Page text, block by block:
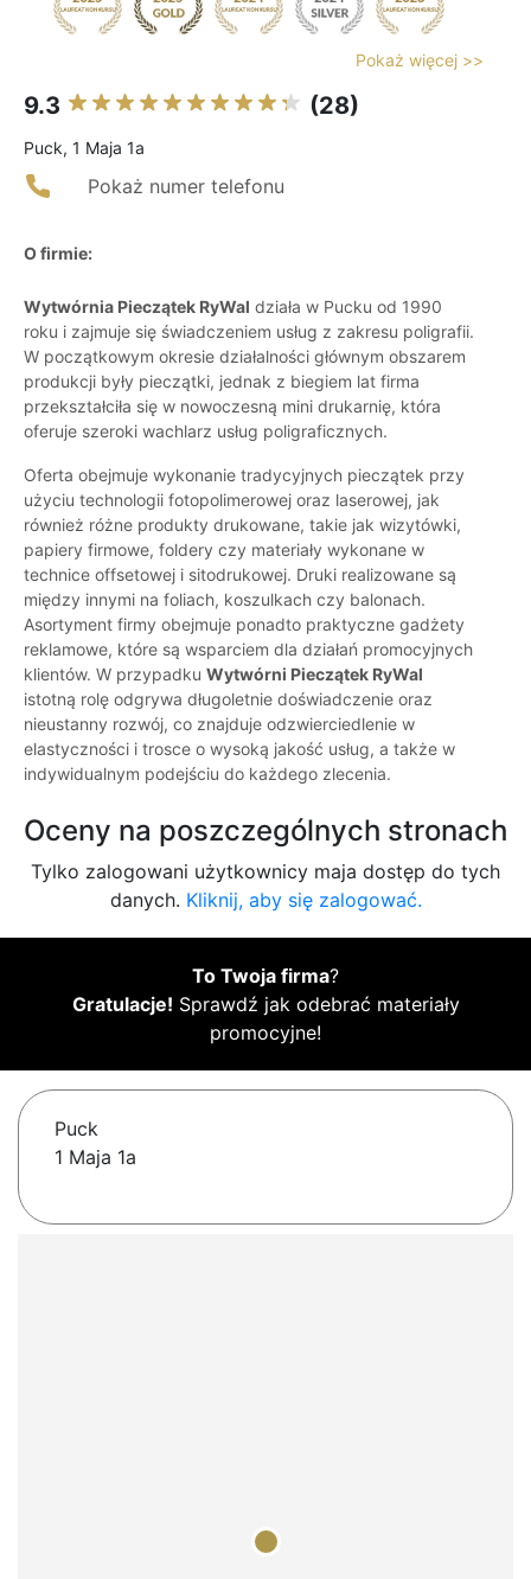
Pokaż więcej >>
9.3 (28)
Puck, 1 Maja 1a
Pokaż numer telefonu
O firmie:
Wytwórnia Pieczątek RyWal działa w Pucku od 1990
roku i zajmuje się świadczeniem usług z zakresu poligrafii.
W początkowym okresie działalności głównym obszarem
produkcji były pieczątki, jednak z biegiem lat firma
przekształciła się w nowoczesną mini drukarnię, która
oferuje szeroki wachlarz usług poligraficznych.
Oferta obejmuje wykonanie tradycyjnych pieczątek przy
użyciu technologii fotopolimerowej oraz laserowej, jak
również różne produkty drukowane, takie jak wizytówki,
papiery firmowe, foldery czy materiały wykonane w
technice offsetowej i sitodrukowej. Druki realizowane są
między innymi na foliach, koszulkach czy balonach.
Asortyment firmy obejmuje ponadto praktyczne gadżety
reklamowe, które są wsparciem dla działań promocyjnych
klientów. W przypadku Wytwórni Pieczątek RyWal
istotną rolę odgrywa długoletnie doświadczenie oraz
nieustanny rozwój, co znajduje odzwierciedlenie w
elastyczności i trosce o wysoką jakość usług, a także w
indywidualnym podejściu do każdego zlecenia.
Oceny na poszczególnych stronach
Tylko zalogowani użytkownicy maja dostęp do tych
danych. Kliknij, aby się zalogować.
To Twoja firma?
Gratulacje! Sprawdź jak odebrać materiały
promocyjne!
Puck
1 Maja 1a